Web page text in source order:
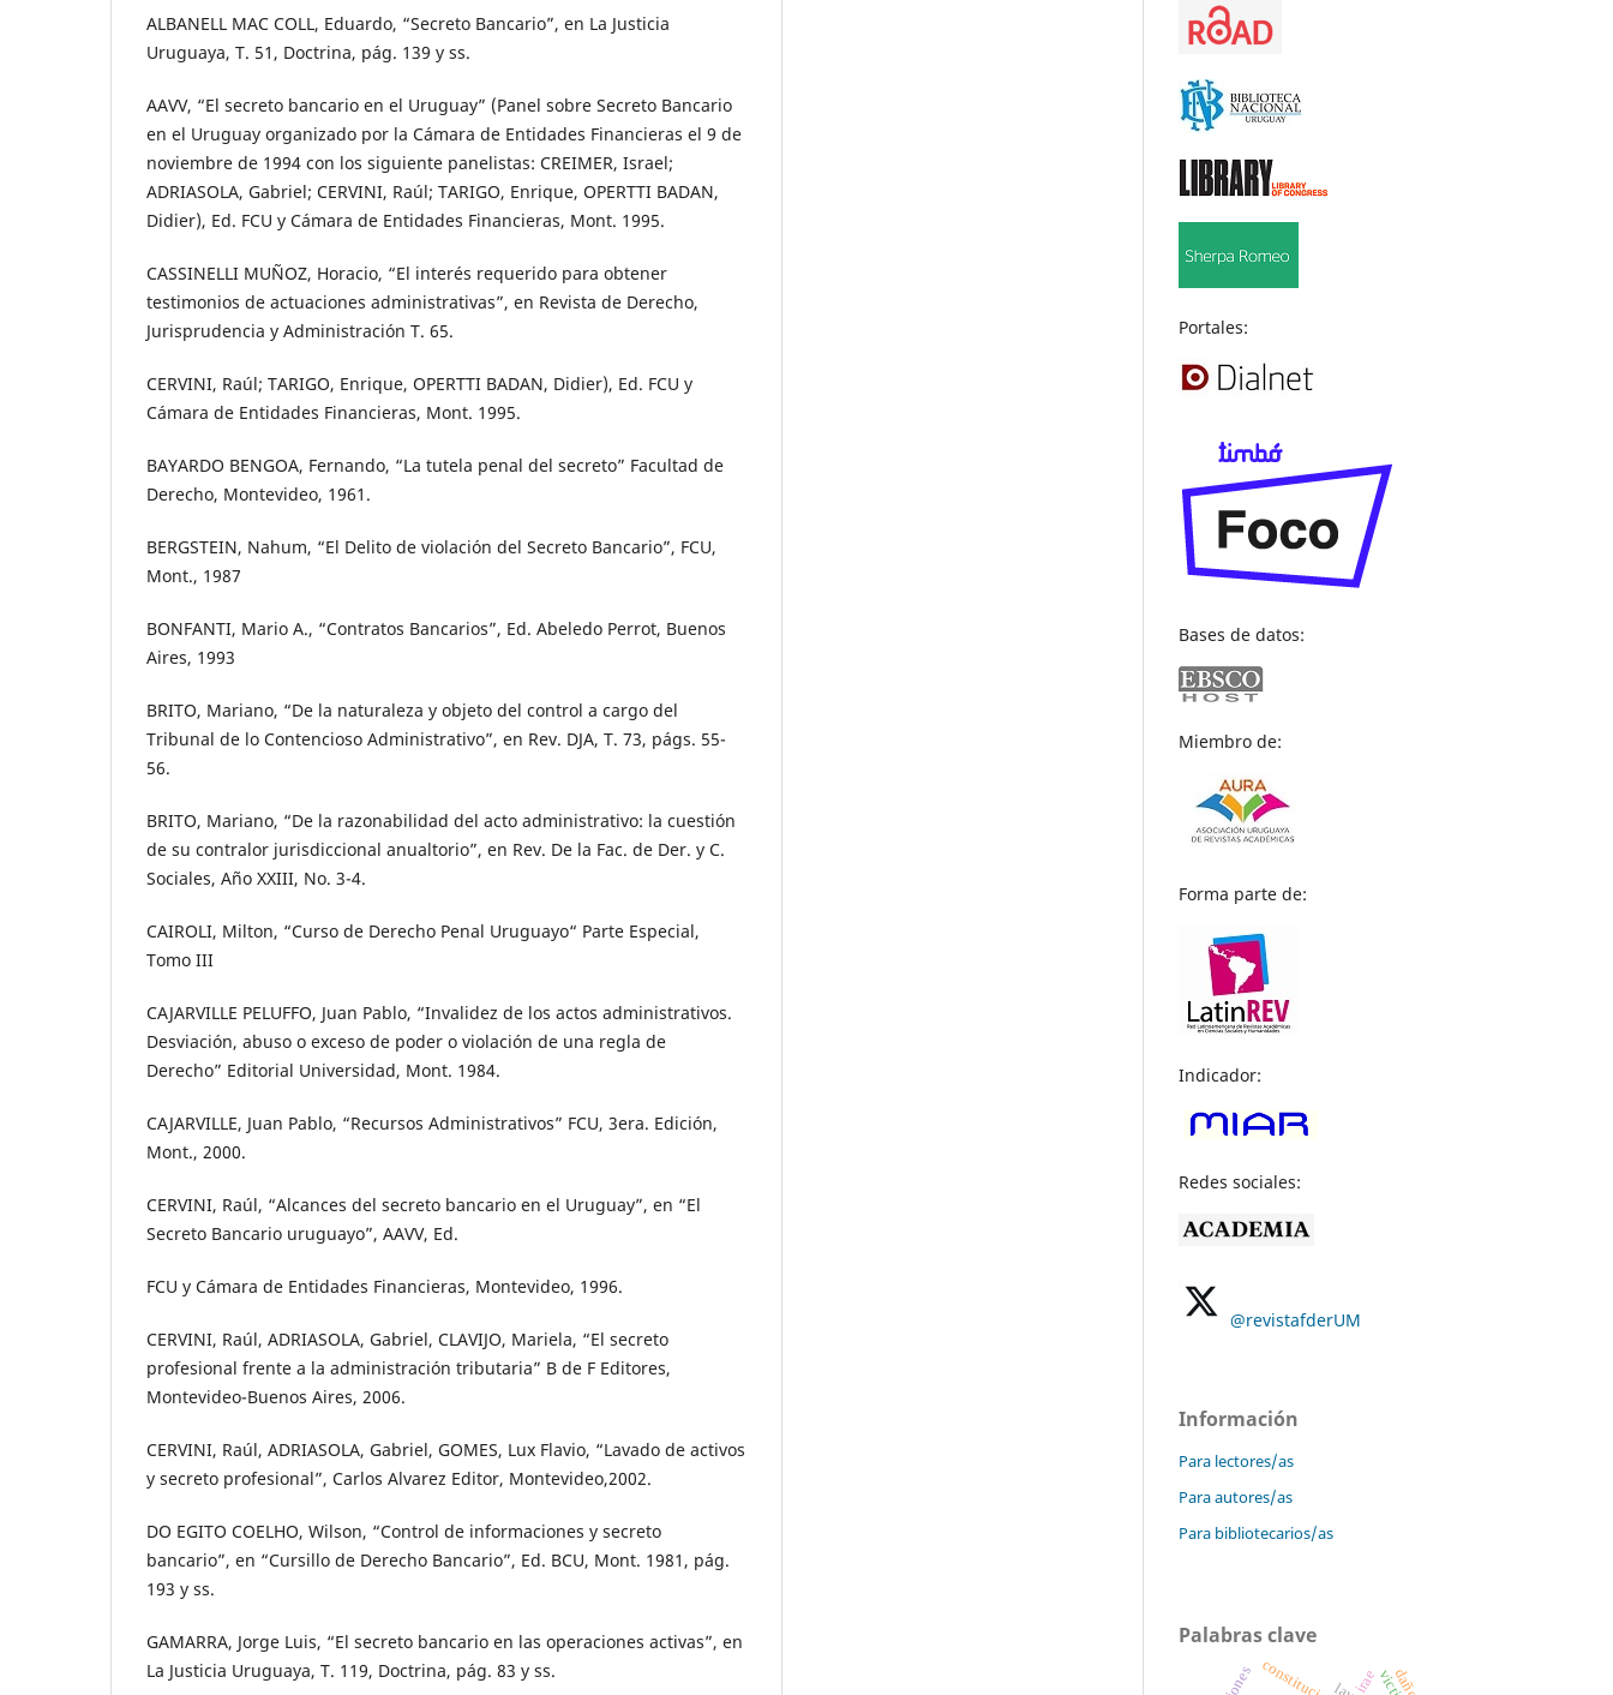
ALBANELL MAC COLL, Eduardo, “Secreto Bancario”, en La Justicia
Uruguaya, T. 51, Doctrina, pág. 139 y ss.
AAVV, “El secreto bancario en el Uruguay” (Panel sobre Secreto Bancario
en el Uruguay organizado por la Cámara de Entidades Financieras el 9 de
noviembre de 1994 con los siguiente panelistas: CREIMER, Israel;
ADRIASOLA, Gabriel; CERVINI, Raúl; TARIGO, Enrique, OPERTTI BADAN,
Didier), Ed. FCU y Cámara de Entidades Financieras, Mont. 1995.
CASSINELLI MUÑOZ, Horacio, “El interés requerido para obtener
testimonios de actuaciones administrativas”, en Revista de Derecho,
Jurisprudencia y Administración T. 65.
CERVINI, Raúl; TARIGO, Enrique, OPERTTI BADAN, Didier), Ed. FCU y
Cámara de Entidades Financieras, Mont. 1995.
BAYARDO BENGOA, Fernando, “La tutela penal del secreto” Facultad de
Derecho, Montevideo, 1961.
BERGSTEIN, Nahum, “El Delito de violación del Secreto Bancario”, FCU,
Mont., 1987
BONFANTI, Mario A., “Contratos Bancarios”, Ed. Abeledo Perrot, Buenos
Aires, 1993
BRITO, Mariano, “De la naturaleza y objeto del control a cargo del
Tribunal de lo Contencioso Administrativo”, en Rev. DJA, T. 73, págs. 55-
56.
BRITO, Mariano, “De la razonabilidad del acto administrativo: la cuestión
de su contralor jurisdiccional anualtorio”, en Rev. De la Fac. de Der. y C.
Sociales, Año XXIII, No. 3-4.
CAIROLI, Milton, “Curso de Derecho Penal Uruguayo“ Parte Especial,
Tomo III
CAJARVILLE PELUFFO, Juan Pablo, “Invalidez de los actos administrativos.
Desviación, abuso o exceso de poder o violación de una regla de
Derecho” Editorial Universidad, Mont. 1984.
CAJARVILLE, Juan Pablo, “Recursos Administrativos” FCU, 3era. Edición,
Mont., 2000.
CERVINI, Raúl, “Alcances del secreto bancario en el Uruguay”, en “El
Secreto Bancario uruguayo”, AAVV, Ed.
FCU y Cámara de Entidades Financieras, Montevideo, 1996.
CERVINI, Raúl, ADRIASOLA, Gabriel, CLAVIJO, Mariela, “El secreto
profesional frente a la administración tributaria” B de F Editores,
Montevideo-Buenos Aires, 2006.
CERVINI, Raúl, ADRIASOLA, Gabriel, GOMES, Lux Flavio, “Lavado de activos
y secreto profesional”, Carlos Alvarez Editor, Montevideo,2002.
DO EGITO COELHO, Wilson, “Control de informaciones y secreto
bancario”, en “Cursillo de Derecho Bancario”, Ed. BCU, Mont. 1981, pág.
193 y ss.
GAMARRA, Jorge Luis, “El secreto bancario en las operaciones activas”, en
La Justicia Uruguaya, T. 119, Doctrina, pág. 83 y ss.
Portales:
Bases de datos:
Miembro de:
Forma parte de:
Indicador:
Redes sociales:
@revistafderUM
Información
Para lectores/as
Para autores/as
Para bibliotecarios/as
Palabras clave
irae